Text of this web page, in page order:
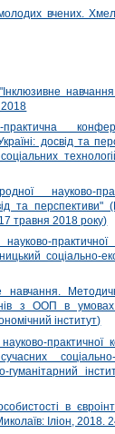
вчених.
2018
практична
досвід та
науково-
та перспективи"
травня 2018 року)
науково-
соціально-
навчання.
з ООП в
інститут)
практичної
соціально-
гуманітарний
в
Іліон, 2018.